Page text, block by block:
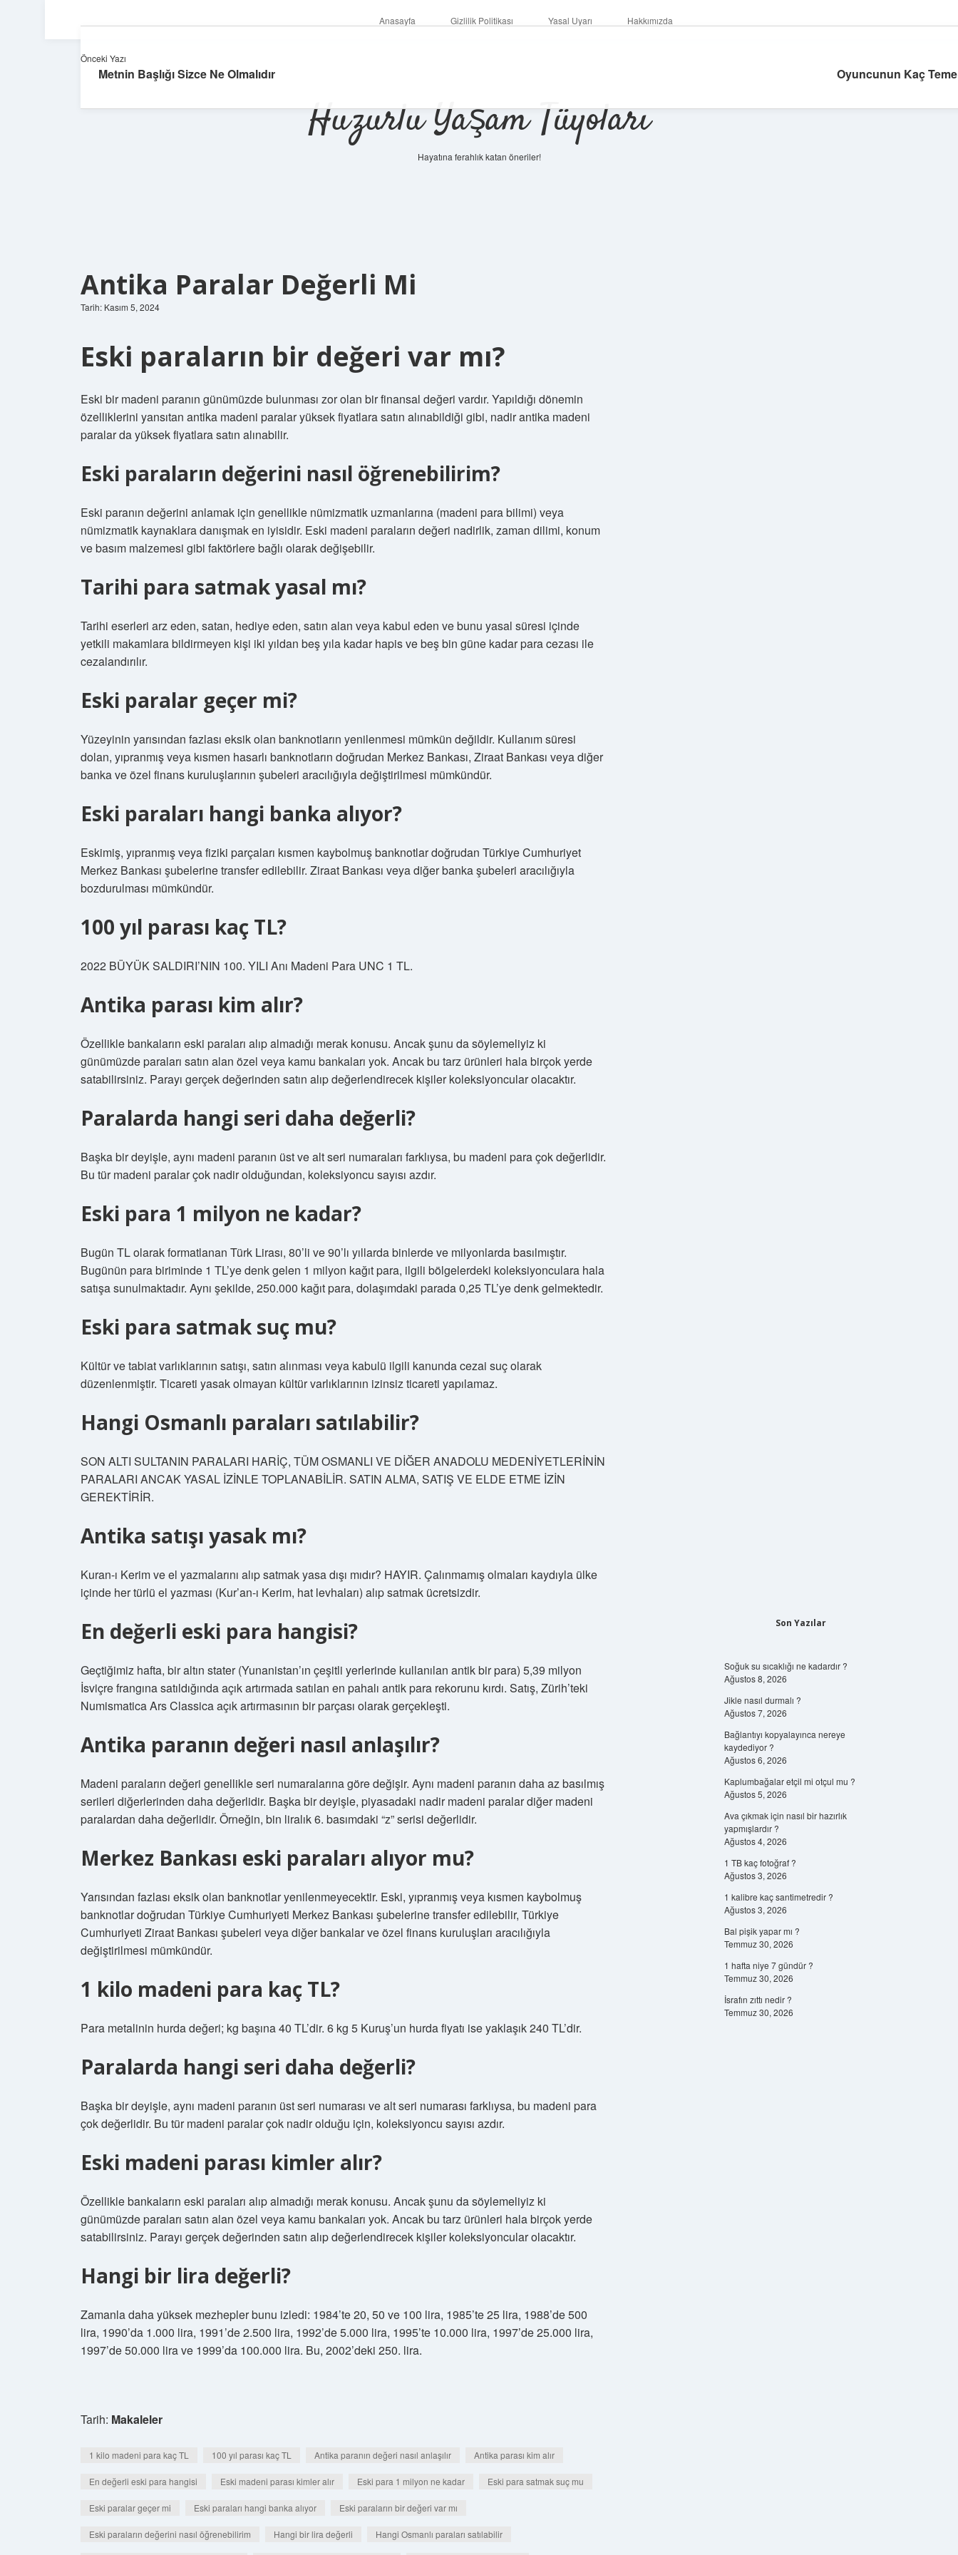
Anasayfa Gizlilik Politikası Yasal Uyarı Hakkımızda
Huzurlu Yaşam Tüyoları
Hayatına ferahlık katan öneriler!
Antika Paralar Değerli Mi
Tarih: Kasım 5, 2024
Eski paraların bir değeri var mı?
Eski bir madeni paranın günümüzde bulunması zor olan bir finansal değeri vardır. Yapıldığı dönemin
özelliklerini yansıtan antika madeni paralar yüksek fiyatlara satın alınabildiği gibi, nadir antika madeni
paralar da yüksek fiyatlara satın alınabilir.
Eski paraların değerini nasıl öğrenebilirim?
Eski paranın değerini anlamak için genellikle nümizmatik uzmanlarına (madeni para bilimi) veya
nümizmatik kaynaklara danışmak en iyisidir. Eski madeni paraların değeri nadirlik, zaman dilimi, konum
ve basım malzemesi gibi faktörlere bağlı olarak değişebilir.
Tarihi para satmak yasal mı?
Tarihi eserleri arz eden, satan, hediye eden, satın alan veya kabul eden ve bunu yasal süresi içinde
yetkili makamlara bildirmeyen kişi iki yıldan beş yıla kadar hapis ve beş bin güne kadar para cezası ile
cezalandırılır.
Eski paralar geçer mi?
Yüzeyinin yarısından fazlası eksik olan banknotların yenilenmesi mümkün değildir. Kullanım süresi
dolan, yıpranmış veya kısmen hasarlı banknotların doğrudan Merkez Bankası, Ziraat Bankası veya diğer
banka ve özel finans kuruluşlarının şubeleri aracılığıyla değiştirilmesi mümkündür.
Eski paraları hangi banka alıyor?
Eskimiş, yıpranmış veya fiziki parçaları kısmen kaybolmuş banknotlar doğrudan Türkiye Cumhuriyet
Merkez Bankası şubelerine transfer edilebilir. Ziraat Bankası veya diğer banka şubeleri aracılığıyla
bozdurulması mümkündür.
100 yıl parası kaç TL?
2022 BÜYÜK SALDIRI’NIN 100. YILI Anı Madeni Para UNC 1 TL.
Antika parası kim alır?
Özellikle bankaların eski paraları alıp almadığı merak konusu. Ancak şunu da söylemeliyiz ki
günümüzde paraları satın alan özel veya kamu bankaları yok. Ancak bu tarz ürünleri hala birçok yerde
satabilirsiniz. Parayı gerçek değerinden satın alıp değerlendirecek kişiler koleksiyoncular olacaktır.
Paralarda hangi seri daha değerli?
Başka bir deyişle, aynı madeni paranın üst ve alt seri numaraları farklıysa, bu madeni para çok değerlidir.
Bu tür madeni paralar çok nadir olduğundan, koleksiyoncu sayısı azdır.
Eski para 1 milyon ne kadar?
Bugün TL olarak formatlanan Türk Lirası, 80’li ve 90’lı yıllarda binlerde ve milyonlarda basılmıştır.
Bugünün para biriminde 1 TL’ye denk gelen 1 milyon kağıt para, ilgili bölgelerdeki koleksiyonculara hala
satışa sunulmaktadır. Aynı şekilde, 250.000 kağıt para, dolaşımdaki parada 0,25 TL’ye denk gelmektedir.
Eski para satmak suç mu?
Kültür ve tabiat varlıklarının satışı, satın alınması veya kabulü ilgili kanunda cezai suç olarak
düzenlenmiştir. Ticareti yasak olmayan kültür varlıklarının izinsiz ticareti yapılamaz.
Hangi Osmanlı paraları satılabilir?
SON ALTI SULTANIN PARALARI HARİÇ, TÜM OSMANLI VE DİĞER ANADOLU MEDENİYETLERİNİN
PARALARI ANCAK YASAL İZİNLE TOPLANABİLİR. SATIN ALMA, SATIŞ VE ELDE ETME İZİN
GEREKTİRİR.
Antika satışı yasak mı?
Kuran-ı Kerim ve el yazmalarını alıp satmak yasa dışı mıdır? HAYIR. Çalınmamış olmaları kaydıyla ülke
içinde her türlü el yazması (Kur’an-ı Kerim, hat levhaları) alıp satmak ücretsizdir.
En değerli eski para hangisi?
Geçtiğimiz hafta, bir altın stater (Yunanistan’ın çeşitli yerlerinde kullanılan antik bir para) 5,39 milyon
İsviçre frangına satıldığında açık artırmada satılan en pahalı antik para rekorunu kırdı. Satış, Zürih’teki
Numismatica Ars Classica açık artırmasının bir parçası olarak gerçekleşti.
Antika paranın değeri nasıl anlaşılır?
Madeni paraların değeri genellikle seri numaralarına göre değişir. Aynı madeni paranın daha az basılmış
serileri diğerlerinden daha değerlidir. Başka bir deyişle, piyasadaki nadir madeni paralar diğer madeni
paralardan daha değerlidir. Örneğin, bin liralık 6. basımdaki “z” serisi değerlidir.
Merkez Bankası eski paraları alıyor mu?
Yarısından fazlası eksik olan banknotlar yenilenmeyecektir. Eski, yıpranmış veya kısmen kaybolmuş
banknotlar doğrudan Türkiye Cumhuriyeti Merkez Bankası şubelerine transfer edilebilir, Türkiye
Cumhuriyeti Ziraat Bankası şubeleri veya diğer bankalar ve özel finans kuruluşları aracılığıyla
değiştirilmesi mümkündür.
1 kilo madeni para kaç TL?
Para metalinin hurda değeri; kg başına 40 TL’dir. 6 kg 5 Kuruş’un hurda fiyatı ise yaklaşık 240 TL’dir.
Paralarda hangi seri daha değerli?
Başka bir deyişle, aynı madeni paranın üst seri numarası ve alt seri numarası farklıysa, bu madeni para
çok değerlidir. Bu tür madeni paralar çok nadir olduğu için, koleksiyoncu sayısı azdır.
Eski madeni parası kimler alır?
Özellikle bankaların eski paraları alıp almadığı merak konusu. Ancak şunu da söylemeliyiz ki
günümüzde paraları satın alan özel veya kamu bankaları yok. Ancak bu tarz ürünleri hala birçok yerde
satabilirsiniz. Parayı gerçek değerinden satın alıp değerlendirecek kişiler koleksiyoncular olacaktır.
Hangi bir lira değerli?
Zamanla daha yüksek mezhepler bunu izledi: 1984’te 20, 50 ve 100 lira, 1985’te 25 lira, 1988’de 500
lira, 1990’da 1.000 lira, 1991’de 2.500 lira, 1992’de 5.000 lira, 1995’te 10.000 lira, 1997’de 25.000 lira,
1997’de 50.000 lira ve 1999’da 100.000 lira. Bu, 2002’deki 250. lira.
Tarih: Makaleler
1 kilo madeni para kaç TL 100 yıl parası kaç TL Antika paranın değeri nasıl anlaşılır Antika parası kim alır
En değerli eski para hangisi Eski madeni parası kimler alır Eski para 1 milyon ne kadar Eski para satmak suç mu
Eski paralar geçer mi Eski paraları hangi banka alıyor Eski paraların bir değeri var mı
Eski paraların değerini nasıl öğrenebilirim Hangi bir lira değerli Hangi Osmanlı paraları satılabilir
Önceki Yazı
Metnin Başlığı Sizce Ne Olmalıdır Oyuncunun Kaç
Son Yazılar
Soğuk su sıcaklığı ne kadardır ?
Ağustos 8, 2026
Jikle nasıl durmalı ?
Ağustos 7, 2026
Bağlantıyı kopyalayınca nereye
kaydediyor ?
Ağustos 6, 2026
Kaplumbağalar etçil mi otçul mu ?
Ağustos 5, 2026
Ava çıkmak için nasıl bir hazırlık
yapmışlardır ?
Ağustos 4, 2026
1 TB kaç fotoğraf ?
Ağustos 3, 2026
1 kalibre kaç santimetredir ?
Ağustos 3, 2026
Bal pişik yapar mı ?
Temmuz 30, 2026
1 hafta niye 7 gündür ?
Temmuz 30, 2026
İsrafın zıttı nedir ?
Temmuz 30, 2026